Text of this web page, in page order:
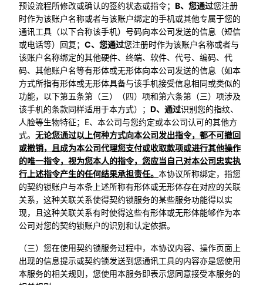
预设流程所修改或确认的签约状态或指令； B、您通过您注册
时作为该账户名称或者与该账户绑定的手机或其他专属于您的
通讯工具（以下合称该手机）号码向本公司发送的信息（短信
或电话等）回复； C、您通过您注册时作为该账户名称或者与
该账户名称绑定的其他硬件、终端、软件、代号、编码、代
码、其他账户名等有形体或无形体向本公司发送的信息（如本
方式所指有形体或无形体具备与该手机接受信息相同或类似的
功能，以下第五条第（三）（四）项和第六条第（三）项涉及
该手机的条款同样适用于本方式）； D、通过识别您的指纹、
人脸等生物特征；E、本公司与您约定或本公司认可的其他方
式。 无论您通过以上何种方式向本公司发出指令，都不可撤回
或撤销，且成为本公司代理您支付或收取款项或进行其他操作
的唯一指令，视为您本人的指令，您应当自己对本公司忠实执
行上述指令产生的任何结果承担责任。 本协议所称绑定，指您
的契约锁账户与本条上述所称有形体或无形体存在对应的关联
关系，这种关联关系使得契约锁服务的某些服务功能得以实
现，且这种关联关系有时使得这些有形体或无形体能够作为本
公司对您的契约锁账户的识别和认定依据。
（三）您在使用契约锁服务过程中，本协议内容、操作页面上
出现的信息提示或契约锁发送到您通讯工具的内容亦是您使用
本服务的相关规则，您使用本服务即表示您同意接受本服务的